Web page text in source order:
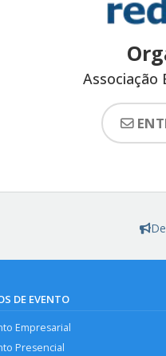
Associação
DE EVENTO
Empresarial
Presencial